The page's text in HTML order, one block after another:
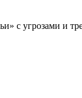
с угрозами и